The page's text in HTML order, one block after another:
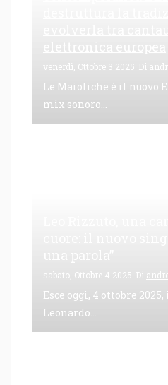
venerdì, Ottobre 3 2025 Di
Le Maioliche è il nuovo
mix sonoro...
sabato, Ottobre 4 2025 Di
Esce oggi, 4 ottobre
Leonardo...